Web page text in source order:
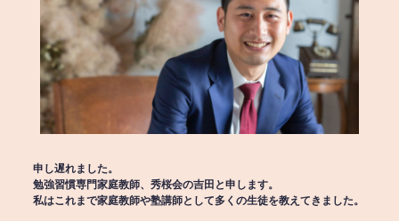
申し遅れました。
勉強習慣専門家庭教師、秀桜会の吉田と申します。
私はこれまで家庭教師や塾講師として多くの生徒を教えてきました。